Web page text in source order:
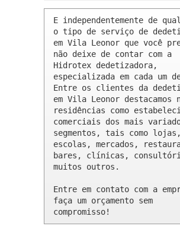
E independentemente de
o tipo de serviço de
em Vila Leonor que você
não deixe de contar com a
Hidrotex dedetizadora,
especializada em cada um
Entre os clientes da
em Vila Leonor destacamos
residências como
comerciais dos mais
segmentos, tais como lojas,
escolas, mercados,
bares, clínicas,
muitos outros.
Entre em contato com a
faça um orçamento sem
compromisso!